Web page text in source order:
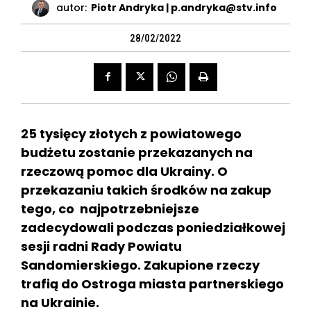
autor: Piotr Andryka | p.andryka@stv.info
28/02/2022
25 tysięcy złotych z powiatowego
budżetu zostanie przekazanych na
rzeczową pomoc dla Ukrainy. O
przekazaniu takich środków na zakup
tego, co najpotrzebniejsze
zadecydowali podczas poniedziałkowej
sesji radni Rady Powiatu
Sandomierskiego. Zakupione rzeczy
trafią do Ostroga miasta partnerskiego
na Ukrainie.